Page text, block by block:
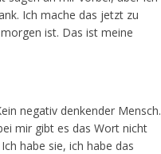
Ich mache das jetzt zu
ist. Das ist meine
negativ denkender Mensch.
mir gibt es das Wort nicht
habe sie, ich habe das